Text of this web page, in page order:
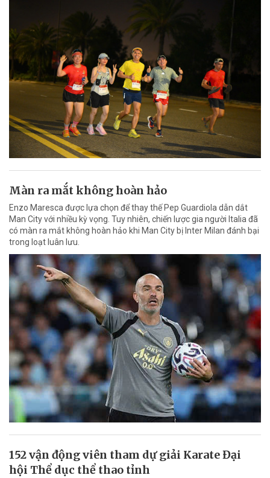
Màn ra mắt không hoàn hảo
Enzo Maresca được lựa chọn để thay thế Pep Guardiola dẫn dắt
Man City với nhiều kỳ vọng. Tuy nhiên, chiến lược gia người Italia đã
có màn ra mắt không hoàn hảo khi Man City bị Inter Milan đánh bại
trong loạt luân lưu.
152 vận động viên tham dự giải Karate Đại
hội Thể dục thể thao tỉnh